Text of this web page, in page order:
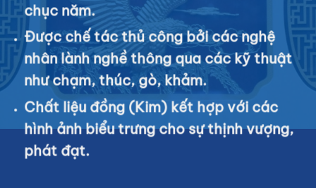
chục năm.
Được chế tác thủ công bởi các nghệ
nhân lành nghề thông qua các kỹ thuật
như chạm, thúc, gò, khảm.
Chất liệu đồng (Kim) kết hợp với các
hình ảnh biểu trưng cho sự thịnh vượng,
phát đạt.